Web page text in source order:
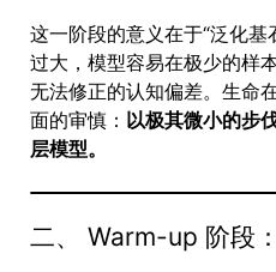
这一阶段的意义在于“泛化
过大，模型容易在极少的样
无法修正的认知偏差。生命
面的审慎： 以极其微小的步
层模型。
二、 Warm-up 阶段